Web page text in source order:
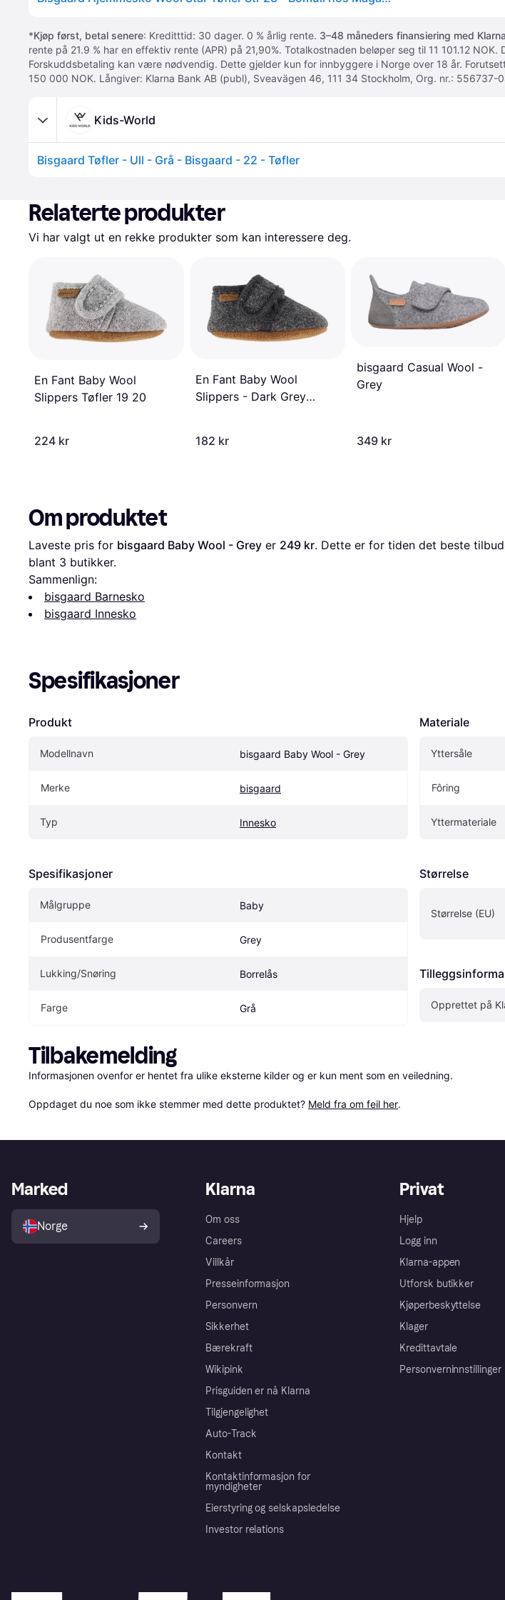
*Kjøp først, betal senere: Kreditttid: 30 dager. 0 % årlig rente. 3–48 måneders finansiering med Klarna
rente på 21.9 % har en effektiv rente (APR) på 21,90%. Totalkostnaden beløper seg til 11 101.12
Forskuddsbetaling kan være nødvendig. Dette gjelder kun for innbyggere i Norge over 18 år.
150 000 NOK. Långiver: Klarna Bank AB (publ), Sveavägen 46, 111 34 Stockholm, Org. nr.: 556737-
Kids-World
Bisgaard Tøfler - Ull - Grå - Bisgaard - 22 - Tøfler
Relaterte produkter
Vi har valgt ut en rekke produkter som kan interessere deg.
En Fant Baby Wool
Slippers Tøfler 19 20
224 kr
En Fant Baby Wool
Slippers - Dark Grey
182 kr
bisgaard Casual Wool -
Grey
349 kr
Om produktet
Laveste pris for bisgaard Baby Wool - Grey er 249 kr. Dette er for tiden det beste
blant 3 butikker.
Sammenlign:
bisgaard Barnesko
bisgaard Innesko
Spesifikasjoner
Produkt
Modellnavn bisgaard Baby Wool - Grey
Merke bisgaard
Typ Innesko
Spesifikasjoner
Målgruppe Baby
Produsentfarge Grey
Lukking/Snøring Borrelås
Farge Grå
Materiale
Yttersåle
Fôring
Yttermateriale
Størrelse
Størrelse (EU)
Opprettet på
Tilbakemelding
Informasjonen ovenfor er hentet fra ulike eksterne kilder og er kun ment som en veiledning.
Oppdaget du noe som ikke stemmer med dette produktet? Meld fra om feil her.
Klarna
Om oss
Careers
Villkår
Presseinformasjon
Personvern
Sikkerhet
Bærekraft
Wikipink
Prisguiden er nå Klarna
Tilgjengelighet
Auto-Track
Kontakt
Kontaktinformasjon for
myndigheter
Eierstyring og selskapsledelse
Investor relations
Privat
Hjelp
Logg inn
Klarna-appen
Utforsk butikker
Kjøperbeskyttelse
Klager
Kredittavtale
Personverninnstillinger
Marked
Norge